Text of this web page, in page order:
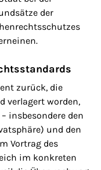
der
zurück, die
verlagert worden,
insbesondere den
und den
Vortrag des
im konkreten